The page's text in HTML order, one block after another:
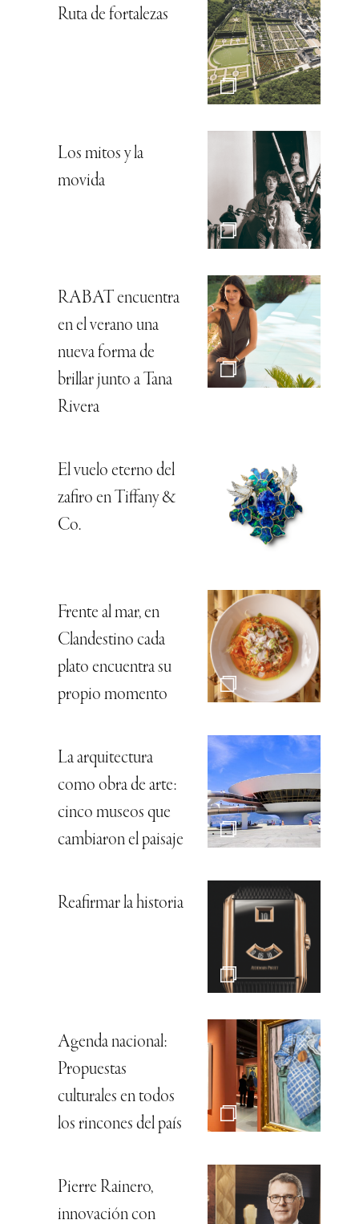
Ruta de fortalezas
Los mitos y la
movida
RABAT encuentra
en el verano una
nueva forma de
brillar junto a Tana
Rivera
El vuelo eterno del
zafiro en Tiffany &
Co.
Frente al mar, en
Clandestino cada
plato encuentra su
propio momento
La arquitectura
como obra de arte:
cinco museos que
cambiaron el paisaje
Reafirmar la historia
Agenda nacional:
Propuestas
culturales en todos
los rincones del país
Pierre Rainero,
innovación con